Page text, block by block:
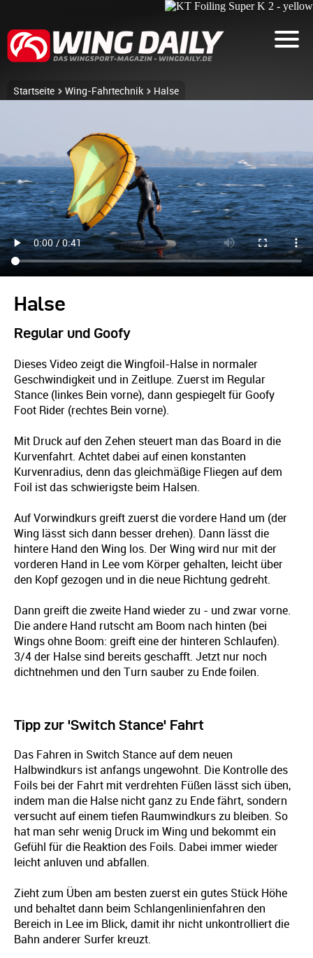
Startseite Wing-Fahrtechnik Halse
Halse
Regular und Goofy
Dieses Video zeigt die Wingfoil-Halse in normaler
Geschwindigkeit und in Zeitlupe. Zuerst im Regular
Stance (linkes Bein vorne), dann gespiegelt für Goofy
Foot Rider (rechtes Bein vorne).
Mit Druck auf den Zehen steuert man das Board in die
Kurvenfahrt. Achtet dabei auf einen konstanten
Kurvenradius, denn das gleichmäßige Fliegen auf dem
Foil ist das schwierigste beim Halsen.
Auf Vorwindkurs greift zuerst die vordere Hand um (der
Wing lässt sich dann besser drehen). Dann lässt die
hintere Hand den Wing los. Der Wing wird nur mit der
vorderen Hand in Lee vom Körper gehalten, leicht über
den Kopf gezogen und in die neue Richtung gedreht.
Dann greift die zweite Hand wieder zu - und zwar vorne.
Die andere Hand rutscht am Boom nach hinten (bei
Wings ohne Boom: greift eine der hinteren Schlaufen).
3/4 der Halse sind bereits geschafft. Jetzt nur noch
dichtnehmen und den Turn sauber zu Ende foilen.
Tipp zur 'Switch Stance' Fahrt
Das Fahren in Switch Stance auf dem neuen
Halbwindkurs ist anfangs ungewohnt. Die Kontrolle des
Foils bei der Fahrt mit verdrehten Füßen lässt sich üben,
indem man die Halse nicht ganz zu Ende fährt, sondern
versucht auf einem tiefen Raumwindkurs zu bleiben. So
hat man sehr wenig Druck im Wing und bekommt ein
Gefühl für die Reaktion des Foils. Dabei immer wieder
leicht anluven und abfallen.
Zieht zum Üben am besten zuerst ein gutes Stück Höhe
und behaltet dann beim Schlangenlinienfahren den
Bereich in Lee im Blick, damit ihr nicht unkontrolliert die
Bahn anderer Surfer kreuzt.